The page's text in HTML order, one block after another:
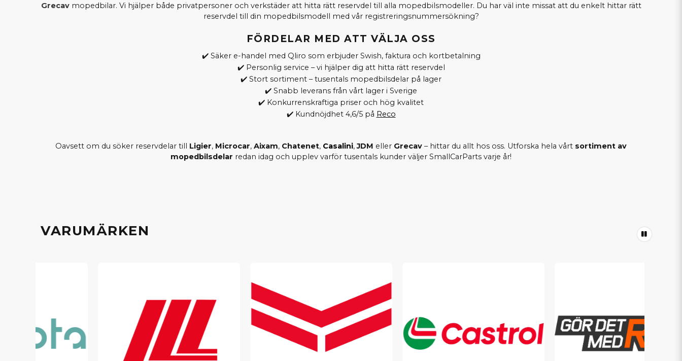
Grecav mopedbilar. Vi hjälper både privatpersoner och verkstäder att hitta rätt reservdel till alla mopedbilsmodeller. Du har väl inte missat att du enkelt hittar rätt
reservdel till din mopedbilsmodell med vår registreringsnummersökning?
FÖRDELAR MED ATT VÄLJA OSS
✔️ Säker e-handel med Qliro som erbjuder Swish, faktura och kortbetalning
✔️ Personlig service – vi hjälper dig att hitta rätt reservdel
✔️ Stort sortiment – tusentals mopedbilsdelar på lager
✔️ Snabb leverans från vårt lager i Sverige
✔️ Konkurrenskraftiga priser och hög kvalitet
✔️ Kundnöjdhet 4,6/5 på Reco
Oavsett om du söker reservdelar till Ligier, Microcar, Aixam, Chatenet, Casalini,JDM eller Grecav – hittar du allt hos oss. Utforska hela vårt sortiment av
mopedbilsdelar redan idag och upplev varför tusentals kunder väljer SmallCarParts varje år!
VARUMÄRKEN